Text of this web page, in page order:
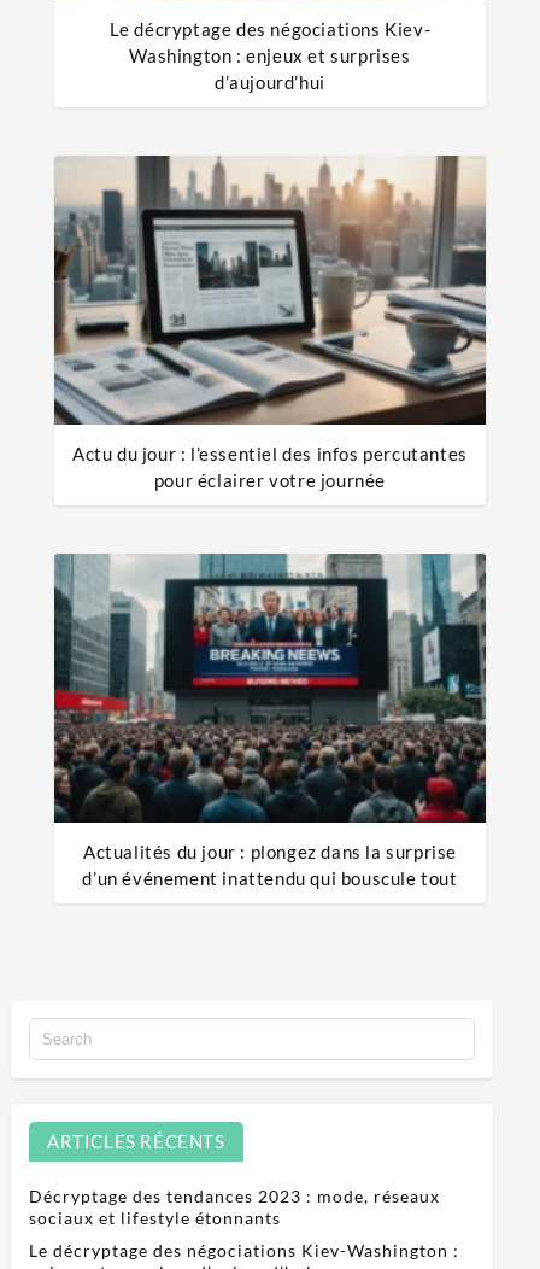
Le décryptage des négociations Kiev-
Washington : enjeux et surprises
d’aujourd’hui
Actu du jour : l’essentiel des infos percutantes
pour éclairer votre journée
Actualités du jour : plongez dans la surprise
d’un événement inattendu qui bouscule tout
ARTICLES RÉCENTS
Décryptage des tendances 2023 : mode, réseaux
sociaux et lifestyle étonnants
Le décryptage des négociations Kiev-Washington :